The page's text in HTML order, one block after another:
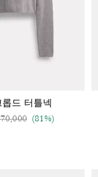
드 터틀넥
인하 전
인하됨
(81%)